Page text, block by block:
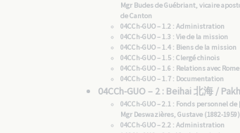
Mgr Budes de Guébriant, vicaire
de Canton
04CCh-GUO – 1.2 : Administration
04CCh-GUO – 1.3 : Vie de la mission
04CCh-GUO – 1.4 : Biens de la mission
04CCh-GUO – 1.5 : Clergé chinois
04CCh-GUO – 1.6 : Relations avec Rome
04CCh-GUO – 1.7 : Documentation
04CCh-GUO – 2 : Beihai 北海 /
04CCh-GUO – 2.1 : Fonds personnel de
Mgr Deswazières, Gustave (1882-1959)
04CCh-GUO – 2.2 : Administration